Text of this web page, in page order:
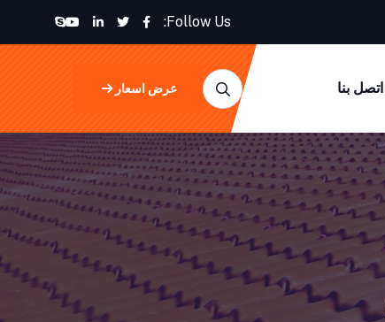
Follow Us:
اتصل بنا عرض اسعار